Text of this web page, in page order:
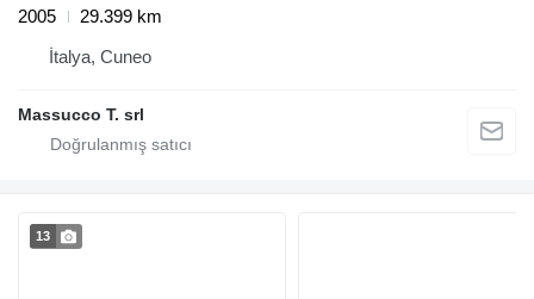
2005
29.399 km
İtalya, Cuneo
Massucco T. srl
13